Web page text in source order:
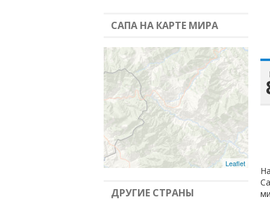
САПА НА КАРТЕ МИРА
Leaflet
ДРУГИЕ СТРАНЫ